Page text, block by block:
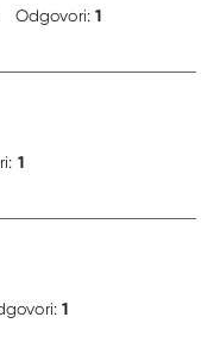
Odgovori:1
1
1